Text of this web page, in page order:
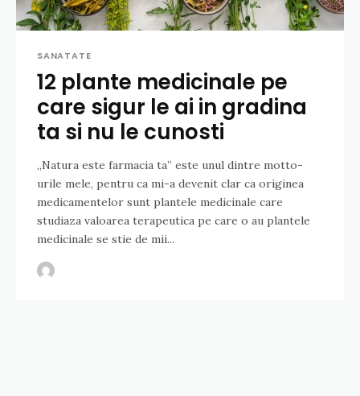
SANATATE
12 plante medicinale pe
care sigur le ai in gradina
ta si nu le cunosti
„Natura este farmacia ta” este unul dintre motto-
urile mele, pentru ca mi-a devenit clar ca originea
medicamentelor sunt plantele medicinale care
studiaza valoarea terapeutica pe care o au plantele
medicinale se stie de mii...